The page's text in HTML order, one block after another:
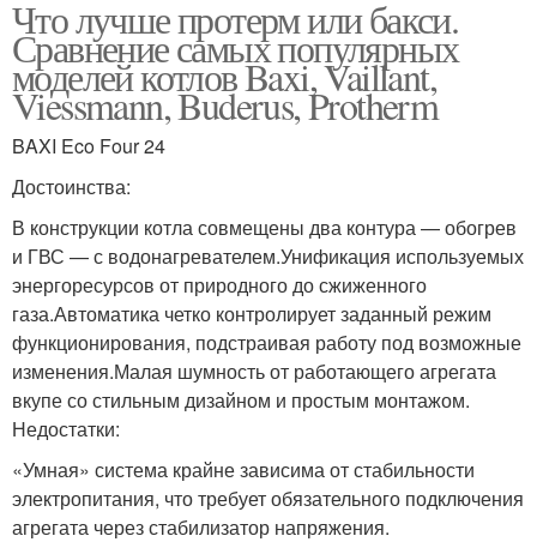
Что лучше протерм или бакси.
Сравнение самых популярных
моделей котлов Baxi, Vaillant,
Viessmann, Buderus, Protherm
BAXI Eco Four 24
Достоинства:
В конструкции котла совмещены два контура — обогрев
и ГВС — с водонагревателем.Унификация используемых
энергоресурсов от природного до сжиженного
газа.Автоматика четко контролирует заданный режим
функционирования, подстраивая работу под возможные
изменения.Малая шумность от работающего агрегата
вкупе со стильным дизайном и простым монтажом.
Недостатки:
«Умная» система крайне зависима от стабильности
электропитания, что требует обязательного подключения
агрегата через стабилизатор напряжения.